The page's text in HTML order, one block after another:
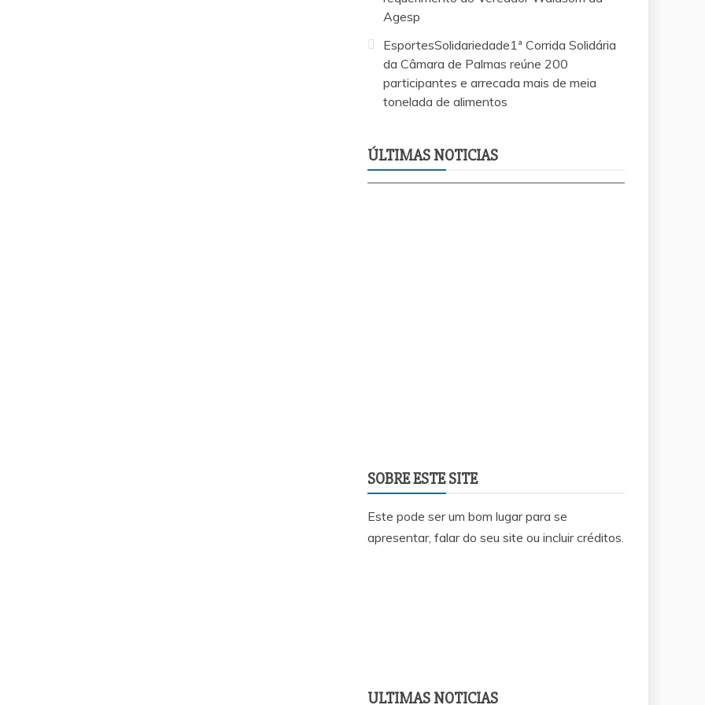
Agesp
EsportesSolidariedade1ª Corrida Solidária
da Câmara de Palmas reúne 200
participantes e arrecada mais de meia
tonelada de alimentos
ÚLTIMAS NOTICIAS
requerimento do Vereador Waldsom da
Agesp
SOBRE ESTE SITE
Este pode ser um bom lugar para se
apresentar, falar do seu site ou incluir créditos.
ULTIMAS NOTICIAS